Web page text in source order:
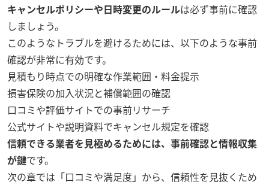
キャンセルポリシーや日時変更のルールは必ず事前に確認
しましょう。
このようなトラブルを避けるためには、以下のような事前
確認が非常に有効です。
見積もり時点での明確な作業範囲・料金提示
損害保険の加入状況と補償範囲の確認
口コミや評価サイトでの事前リサーチ
公式サイトや説明資料でキャンセル規定を確認
信頼できる業者を見極めるためには、事前確認と情報収集
が鍵です。
次の章では「口コミや満足度」から、信頼性を見抜くため